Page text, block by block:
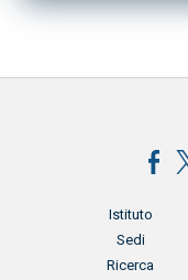
Menu footer
Istituto
Sedi
Ricerca